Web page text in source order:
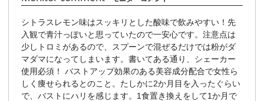
シトラスレモン味はスッキリとした酸味で飲みやすい！先
入観で青汁っぽいと思っていたので一安心です。注意点は
少しトロミがあるので、スプーンで混ぜるだけでは粉がダ
マダマになってしまいます。書いてある通り、シェーカー
使用必須！ バストアップ効果のある美容成分配合で女性ら
しく痩せられるとのこと。たしかに2か月目を入ったぐらい
で、バストにハリを感じます。1食置き換えをして1か月で